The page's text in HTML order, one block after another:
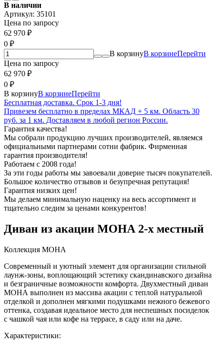
В наличии
Артикул: 35101
Цена по запросу
62 970 ₽
0 ₽
В корзинуВ корзинеПерейти
Цена по запросу
62 970 ₽
0 ₽
В корзинуВ корзинеПерейти
Бесплатная доставка. Срок 1-3 дня!
Привезем бесплатно в пределах МКАД + 5 км. Область 30
руб. за 1 км. Доставляем в любой регион России.
Гарантия качества!
Мы собрали продукцию лучших производителей, являемся
официальными партнерами сотни фабрик. Фирменная
гарантия производителя!
Работаем с 2008 года!
За эти годы работы мы завоевали доверие тысяч покупателей.
Большое количество отзывов и безупречная репутация!
Гарантия низких цен!
Мы делаем минимальную наценку на весь ассортимент и
тщательно следим за ценами конкурентов!
Диван из акации МОНА 2-х местный
Коллекция МОНА
Современный и уютный элемент для организации стильной
лаунж-зоны, воплощающий эстетику скандинавского дизайна
и безграничные возможности комфорта. Двухместный диван
МОНА выполнен из массива акации с теплой натуральной
отделкой и дополнен мягкими подушками нежного бежевого
оттенка, создавая идеальное место для неспешных посиделок
с чашкой чая или кофе на террасе, в саду или на даче.
Характеристики: